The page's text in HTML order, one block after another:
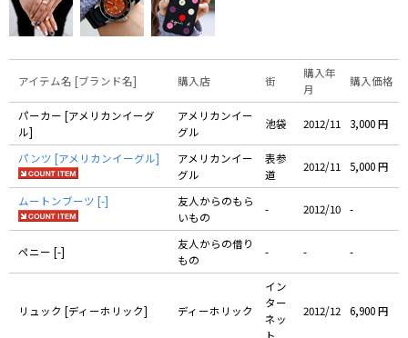
アイテム名 [ブランド名] 購入店 街
購入年
月
購入価格
パーカー [アメリカンイーグ
ル]
アメリカンイー
グル
池袋 2012/11 3,000 円
パンツ [アメリカンイーグル]
アメリカンイー
グル
表参
道
2012/11 5,000 円
ムートンブーツ [-]
友人からのもら
いもの
- 2012/10 -
ペニー [-]
友人からの借り
もの
- - -
リュック [ディーホリック] ディーホリック
イン
ター
ネッ
2012/12 6,900 円